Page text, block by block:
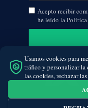
Acepto recibir
he leído la
Usamos cookies para
tráfico y personalizar la
las cookies, rechazar